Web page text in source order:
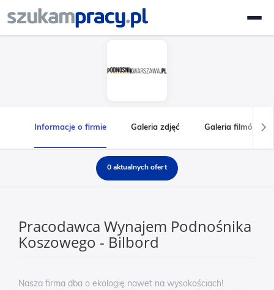
Informacje o firmie Galeria zdjęć Galeria filmów
0 aktualnych ofert
Pracodawca Wynajem Podnośnika
Koszowego - Bilbord
Nasza firma dba o ekologię nawet na wysokościach!